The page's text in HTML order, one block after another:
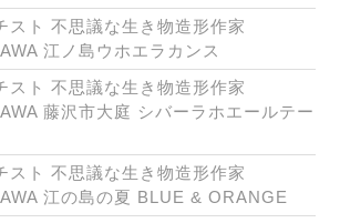
スト 不思議な生き物造形作家
江ノ島ウホエラカンス
スト 不思議な生き物造形作家
藤沢市大庭 シバーラホエールテー
スト 不思議な生き物造形作家
江の島の夏 BLUE & ORANGE